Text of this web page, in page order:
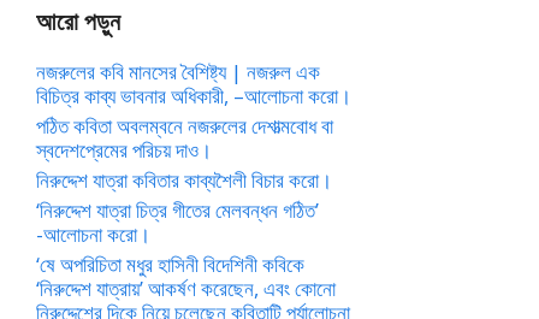
আরো পড়ুন
নজরুলের কবি মানসের বৈশিষ্ট্য | নজরুল এক
বিচিত্র কাব্য ভাবনার অধিকারী, –আলোচনা করো।
পঠিত কবিতা অবলম্বনে নজরুলের দেশাত্মবোধ বা
স্বদেশপ্রেমের পরিচয় দাও।
নিরুদ্দেশ যাত্রা কবিতার কাব্যশৈলী বিচার করো।
‘নিরুদ্দেশ যাত্রা চিত্র গীতের মেলবন্ধন গঠিত’
-আলোচনা করো।
‘ষে অপরিচিতা মধুর হাসিনী বিদেশিনী কবিকে
‘নিরুদ্দেশ যাত্রায়’ আকর্ষণ করেছেন, এবং কোনো
নিরুদ্দেশের দিকে নিয়ে চলেছেন কবিতাটি পর্যালোচনা